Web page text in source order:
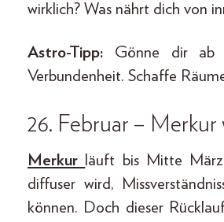
wirklich? Was nährt dich von
Astro-Tipp: Gönne dir ab
Verbundenheit. Schaffe
26. Februar – Merkur
Merkur
läuft bis Mitte
diffuser wird,
können. Doch dieser